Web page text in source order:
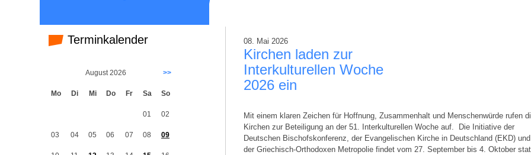
Terminkalender
August 2026 >>
Mo Di Mi Do Fr Sa So
01 02
03 04 05 06 07 08 09
08. Mai 2026
Kirchen laden zur
Interkulturellen Woche
2026 ein
Mit einem klaren Zeichen für Hoffnung, Zusammenhalt und Menschenwürde rufen
Kirchen zur Beteiligung an der 51. Interkulturellen Woche auf. Die Initiative der
Deutschen Bischofskonferenz, der Evangelischen Kirche in Deutschland (EKD) und
der Griechisch-Orthodoxen Metropolie findet vom 27. September bis 4. Oktober